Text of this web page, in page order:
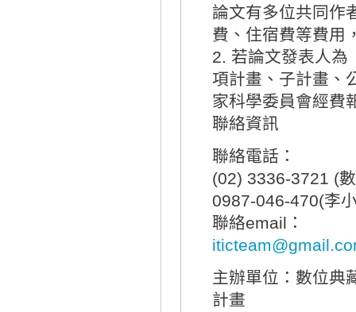
論文有多位共同作
費、住宿費等費用
2. 若論文發表人為
項計畫、子計畫、
家科學委員會經費
聯絡資訊
聯絡電話：
(02) 3336-3721 (
0987-046-470(李
聯絡email：
主辦單位：數位典
計畫